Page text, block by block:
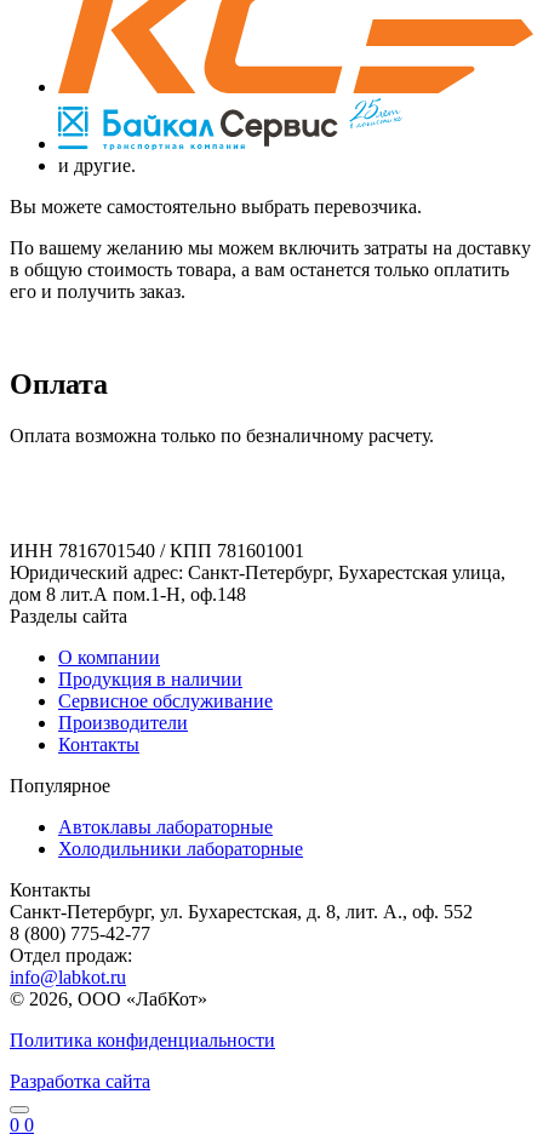
и другие.
Вы можете самостоятельно выбрать перевозчика.
По вашему желанию мы можем включить затраты на доставку
в общую стоимость товара, а вам останется только оплатить
его и получить заказ.
Оплата
Оплата возможна только по безналичному расчету.
ИНН 7816701540 / КПП 781601001
Юридический адрес: Санкт-Петербург, Бухарестская улица,
дом 8 лит.А пом.1-Н, оф.148
Разделы сайта
О компании
Продукция в наличии
Сервисное обслуживание
Производители
Контакты
Популярное
Автоклавы лабораторные
Холодильники лабораторные
Контакты
Санкт-Петербург, ул. Бухарестская, д. 8, лит. А., оф. 552
8 (800) 775-42-77
Отдел продаж:
info@labkot.ru
© 2026, ООО «ЛабКот»
Политика конфиденциальности
Разработка сайта
0 0